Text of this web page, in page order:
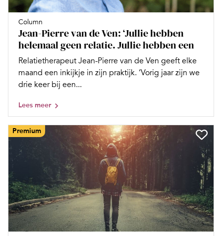
Column
Jean-Pierre van de Ven: ‘Jullie hebben
helemaal geen relatie. Jullie hebben een
Relatietherapeut Jean-Pierre van de Ven geeft elke
maand een inkijkje in zijn praktijk. ‘Vorig jaar zijn we
drie keer bij een...
Lees meer
Premium